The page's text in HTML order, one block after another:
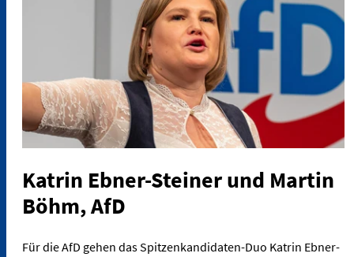
Katrin Ebner-Steiner und Martin
Böhm, AfD
Für die AfD gehen das Spitzenkandidaten-Duo Katrin Ebner-